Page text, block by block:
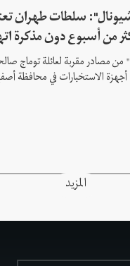
سلطات طهران
من أسبوع دون مذكرة
من مصادر مقربة لعائلة توماج
أجهزة الاستخبارات في محافظة
المزيد